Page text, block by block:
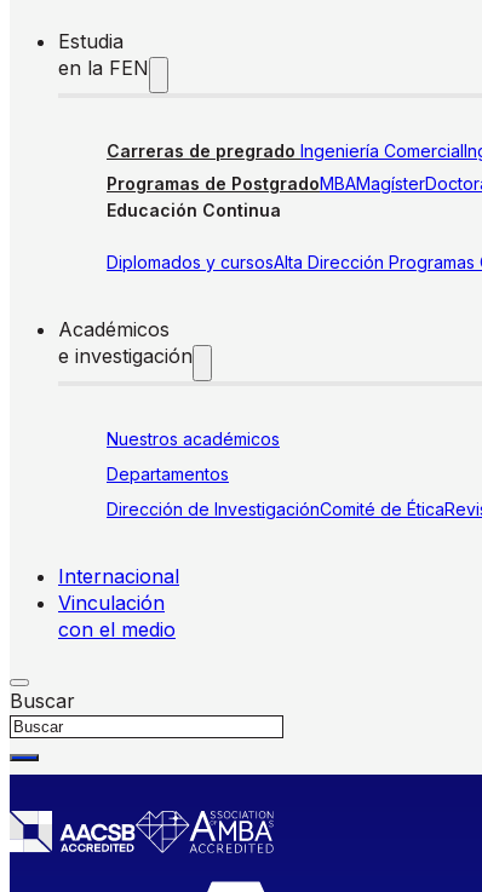
Estudia
en la FEN
Carreras de pregrado Ingeniería Comercial
Programas de PostgradoMBAMagíster
Educación Continua
Diplomados y cursosAlta Dirección Programas
Académicos
e investigación
Nuestros académicos
Departamentos
Dirección de InvestigaciónComité de Ética
Internacional
Vinculación
con el medio
Buscar